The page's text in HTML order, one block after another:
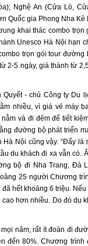
Nghệ An (Cửa Lò,
Quốc gia Phong Nha Kẻ
khai thác combo trọn
Unesco Hà Nội hạn
trọn gói tour
2-5 ngày, giá thành từ
- chủ Công ty Du
nhiều, vì giá vé máy
và đi đêm để tiết
đường bộ phát triển
Nội cũng vậy. “Đấy
du khách đi xa vẫn có.
bộ đi Nha Trang, Đà
25 người Chương
hết khoảng 6 triệu.
hơn nhiều. Do đó du
năm, rất ít đoàn đi
đến 80%. Chương trình